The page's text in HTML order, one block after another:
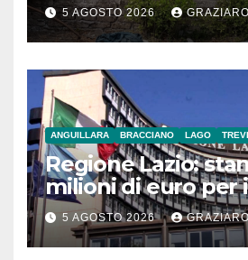
5 AGOSTO 2026
ANGUILLARA BRACCIANO LAGO
Regione Lazio:
milioni di euro per
Comuni
Meridionale
5 AGOSTO 2026